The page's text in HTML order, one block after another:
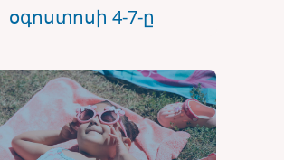
օգոստոսի 4-7-ը